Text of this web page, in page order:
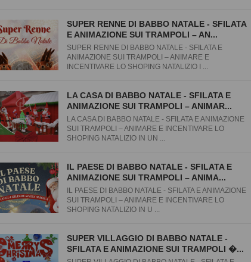
SUPER RENNE DI BABBO NATALE - SFILATA
E ANIMAZIONE SUI TRAMPOLI – AN...
SUPER RENNE DI BABBO NATALE - SFILATA E
ANIMAZIONE SUI TRAMPOLI – ANIMARE E
INCENTIVARE LO SHOPING NATALIZIO I ...
LA CASA DI BABBO NATALE - SFILATA E
ANIMAZIONE SUI TRAMPOLI – ANIMAR...
LA CASA DI BABBO NATALE - SFILATA E ANIMAZIONE
SUI TRAMPOLI – ANIMARE E INCENTIVARE LO
SHOPING NATALIZIO IN UN ...
IL PAESE DI BABBO NATALE - SFILATA E
ANIMAZIONE SUI TRAMPOLI – ANIMA...
IL PAESE DI BABBO NATALE - SFILATA E ANIMAZIONE
SUI TRAMPOLI – ANIMARE E INCENTIVARE LO
SHOPING NATALIZIO IN U ...
SUPER VILLAGGIO DI BABBO NATALE -
SFILATA E ANIMAZIONE SUI TRAMPOLI �...